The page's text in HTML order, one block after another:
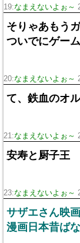
19:なまえないよぉ～
そりゃあもう
ついでにゲー
20:なまえないよぉ～
て、鉄血のオ
21:なまえないよぉ～
安寿と厨子王
23:なまえないよぉ～
サザエさん映
漫画日本昔ば